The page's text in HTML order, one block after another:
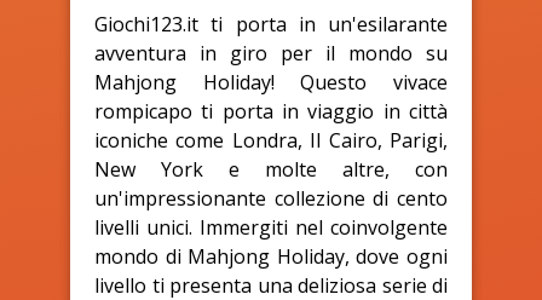
Giochi123.it ti porta in un'esilarante
avventura in giro per il mondo su
Mahjong Holiday! Questo vivace
rompicapo ti porta in viaggio in città
iconiche come Londra, Il Cairo, Parigi,
New York e molte altre, con
un'impressionante collezione di cento
livelli unici. Immergiti nel coinvolgente
mondo di Mahjong Holiday, dove ogni
livello ti presenta una deliziosa serie di